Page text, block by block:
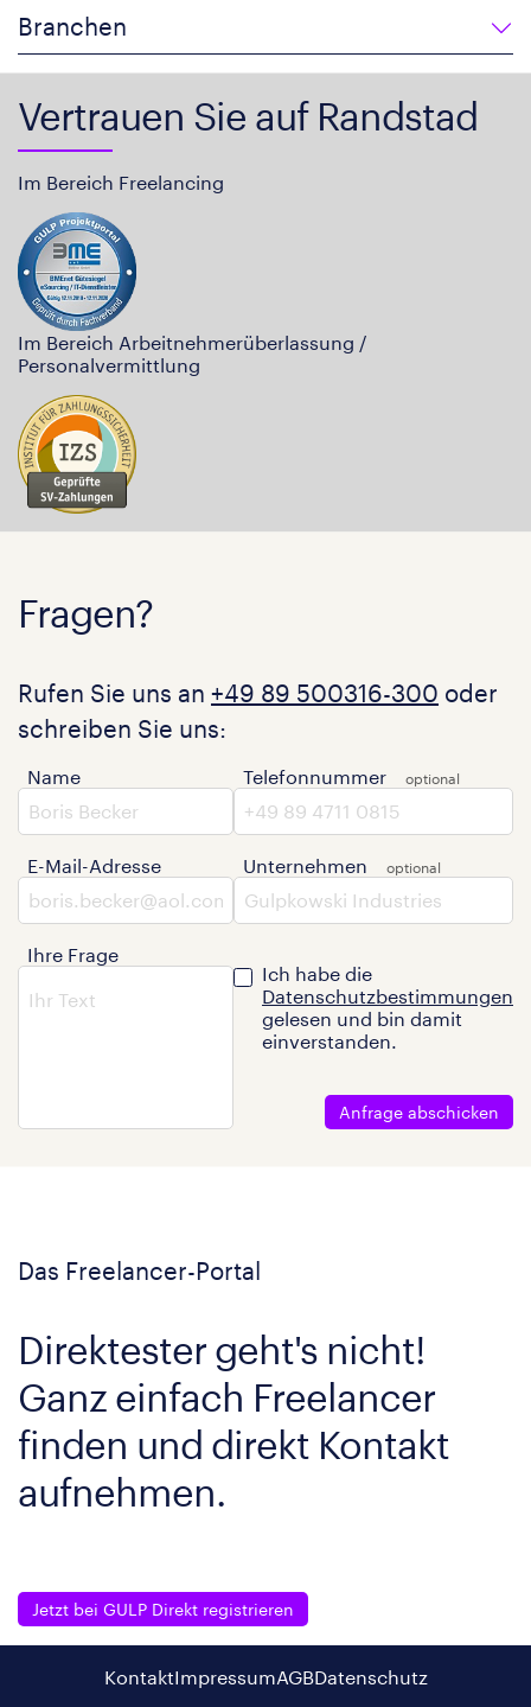
Branchen
Vertrauen Sie auf Randstad
Im Bereich Freelancing
Im Bereich Arbeitnehmerüberlassung /
Personalvermittlung
Fragen?
Rufen Sie uns an +49 89 500316-300 oder
schreiben Sie uns:
Name
E-Mail-Adresse
Ihre Frage
Telefonnummer
Unternehmen
Ich habe die
Datenschutzbestimmungen
gelesen und bin damit
einverstanden.
Anfrage abschicken
Das Freelancer-Portal
Direktester geht's nicht!
Ganz einfach Freelancer
finden und direkt Kontakt
aufnehmen.
Jetzt bei GULP Direkt registrieren
KontaktImpressumAGBDatenschutz